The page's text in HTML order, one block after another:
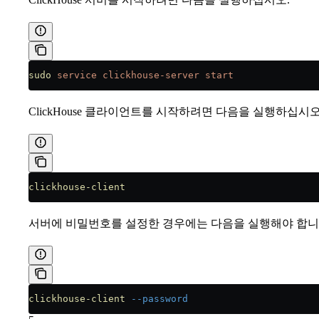
sudo service clickhouse-server start
ClickHouse 클라이언트를 시작하려면 다음을 실행하십시
clickhouse-client
서버에 비밀번호를 설정한 경우에는 다음을 실행해야 합
clickhouse-client --password